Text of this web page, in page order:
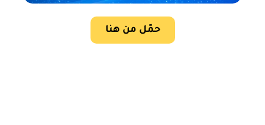
حمّل من هنا